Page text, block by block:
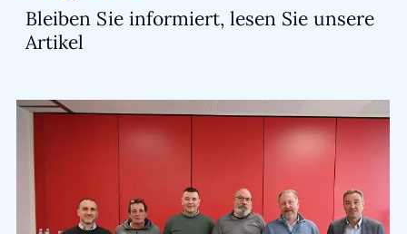
Bleiben Sie informiert, lesen Sie unsere
Artikel